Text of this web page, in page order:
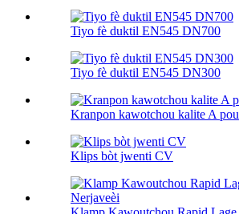
Tiyo fè duktil EN545 DN700
Tiyo fè duktil EN545 DN300
Kranpon kawotchou kalite A
Klips bòt jwenti CV